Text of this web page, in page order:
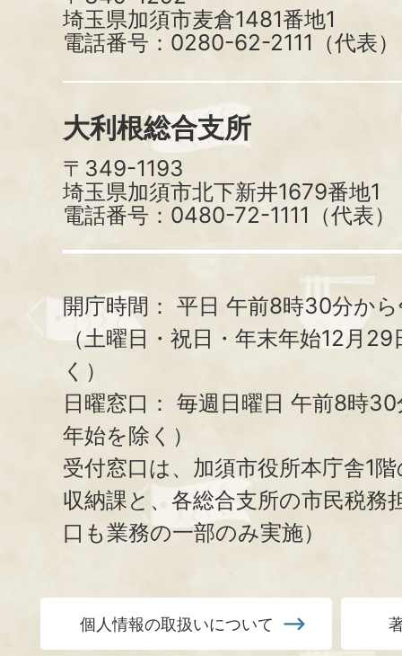
埼玉県加須市麦倉1481番地1
電話番号：0280-62-2111（代表）
大利根総合支所
〒349-1193
埼玉県加須市北下新井1679番地1
電話番号：0480-72-1111（代表）
開庁時間： 平日 午前8時30分か
（土曜日・祝日・年末年始12月
く）
日曜窓口： 毎週日曜日 午前8時
年始を除く）
受付窓口は、加須市役所本庁舎1
収納課と、 各総合支所の市民税務
口も業務の一部のみ実施）
個人情報の取扱いについて